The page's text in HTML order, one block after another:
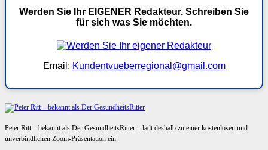
Werden Sie Ihr EIGENER Redakteur. Schreiben Sie
für sich was Sie möchten.
Email: Kundentvueberregional@gmail.com
Peter Ritt – bekannt als Der GesundheitsRitter – lädt deshalb zu einer kostenlosen und
unverbindlichen Zoom-Präsentation ein.